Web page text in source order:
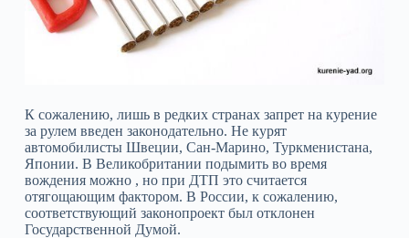
К сожалению, лишь в редких странах запрет на курение
за рулем введен законодательно. Не курят
автомобилисты Швеции, Сан-Марино, Туркменистана,
Японии. В Великобритании подымить во время
вождения можно , но при ДТП это считается
отягощающим фактором. В России, к сожалению,
соответствующий законопроект был отклонен
Государственной Думой.